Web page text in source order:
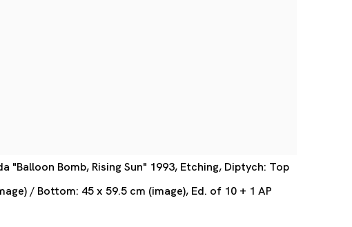
"Balloon Bomb, Rising Sun" 1993, Etching, Diptych: Top
/ Bottom: 45 x 59.5 cm (image), Ed. of 10 + 1 AP